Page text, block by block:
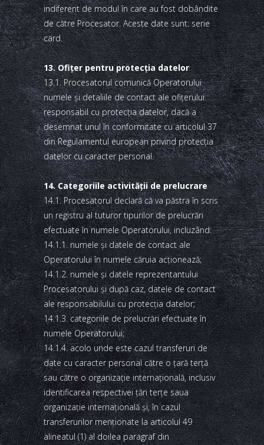
indiferent de modul în care au fost dobândite
de către Procesator. Aceste date sunt: serie
card.
13. Ofiţer pentru protecţia datelor
13.1. Procesatorul comunică Operatorului
numele şi detaliile de contact ale ofiţerului
responsabil cu protecţia datelor, dacă a
desemnat unul în conformitate cu articolul 37
din Regulamentul european privind protecţia
datelor cu caracter personal.
14. Categoriile activităţii de prelucrare
14.1. Procesatorul declară că va păstra în scris
un registru al tuturor tipurilor de prelucrări
efectuate în numele Operatorului, incluzând:
14.1.1. numele şi datele de contact ale
Operatorului în numele căruia acţionează;
14.1.2. numele şi datele reprezentantului
Procesatorului şi după caz, datele de contact
ale responsabilului cu protecţia datelor;
14.1.3. categoriile de prelucrări efectuate în
numele Operatorului;
14.1.4. acolo unde este cazul transferuri de
date cu caracter personal către o ţară terţă
sau către o organizaţie internaţională, inclusiv
identificarea respectivei ţări terţe saua
organizaţie internaţională şi, în cazul
transferurilor menţionate la articolul 49
alineatul (1) al doilea paragraf din